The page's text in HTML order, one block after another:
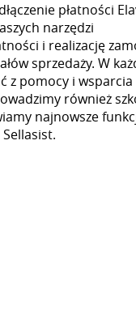
płatności
narzędzi
i realizację
sprzedaży. W
z pomocy i
również
najnowsze